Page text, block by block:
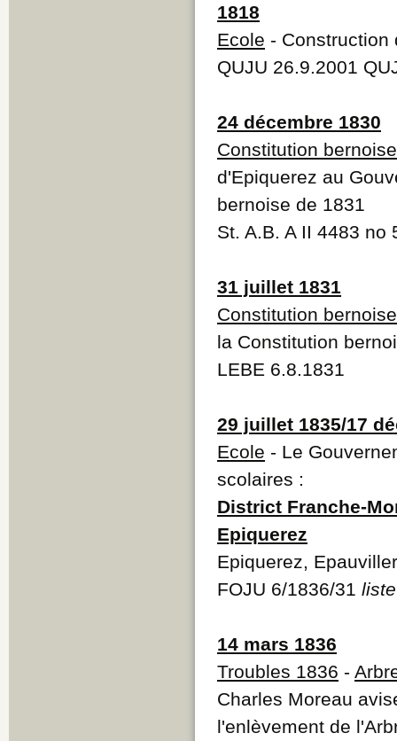
1818
Ecole - Construction
QUJU 26.9.2001
24 décembre 1830
Constitution
d'Epiquerez au
bernoise de 1831
St. A.B. A II 4483 no
31 juillet 1831
Constitution
la Constitution
LEBE 6.8.1831
29 juillet 1835/17
Ecole - Le
scolaires :
District Franche-
Epiquerez
Epiquerez,
FOJU 6/1836/31 liste
14 mars 1836
Troubles 1836 -
Charles Moreau
l'enlèvement de